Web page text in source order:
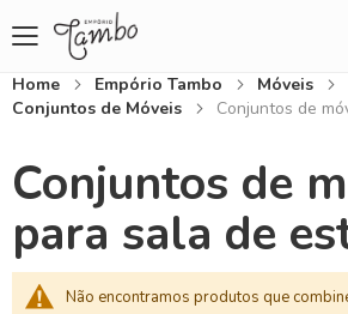
Home Empório Tambo
Móveis
Conjuntos de Móveis
Conjuntos de
Conjuntos de
para sala de
Não encontramos produtos que